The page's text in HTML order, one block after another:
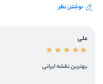
نوشتن نظر
علی
بهترین نقشه ایرانی